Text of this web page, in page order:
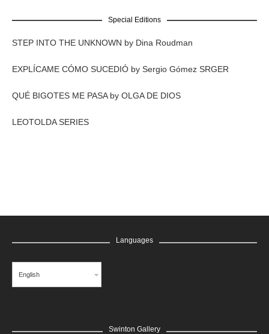
Special Editions
STEP INTO THE UNKNOWN by Dina Roudman
EXPLÍCAME CÓMO SUCEDIÓ by Sergio Gómez SRGER
QUÉ BIGOTES ME PASA by OLGA DE DIOS
LEOTOLDA SERIES
Languages
English
Swinton Gallery